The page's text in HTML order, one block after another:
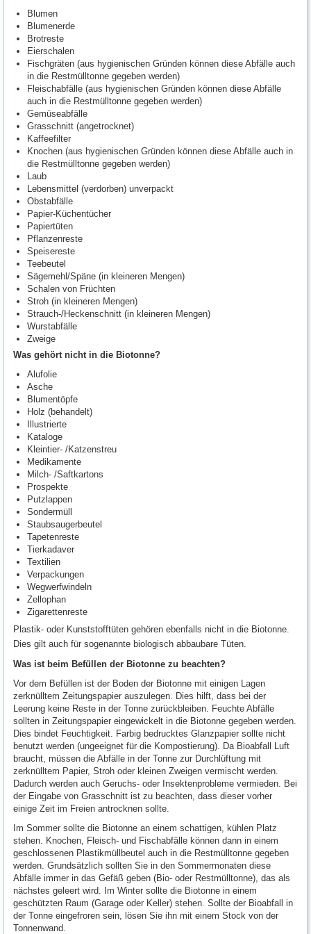
Blumen
Blumenerde
Brotreste
Eierschalen
Fischgräten (aus hygienischen Gründen können diese Abfälle auch
in die Restmülltonne gegeben werden)
Fleischabfälle (aus hygienischen Gründen können diese Abfälle
auch in die Restmülltonne gegeben werden)
Gemüseabfälle
Grasschnitt (angetrocknet)
Kaffeefilter
Knochen (aus hygienischen Gründen können diese Abfälle auch in
die Restmülltonne gegeben werden)
Laub
Lebensmittel (verdorben) unverpackt
Obstabfälle
Papier-Küchentücher
Papiertüten
Pflanzenreste
Speisereste
Teebeutel
Sägemehl/Späne (in kleineren Mengen)
Schalen von Früchten
Stroh (in kleineren Mengen)
Strauch-/Heckenschnitt (in kleineren Mengen)
Wurstabfälle
Zweige
Was gehört nicht in die Biotonne?
Alufolie
Asche
Blumentöpfe
Holz (behandelt)
Illustrierte
Kataloge
Kleintier- /Katzenstreu
Medikamente
Milch- /Saftkartons
Prospekte
Putzlappen
Sondermüll
Staubsaugerbeutel
Tapetenreste
Tierkadaver
Textilien
Verpackungen
Wegwerfwindeln
Zellophan
Zigarettenreste
Plastik- oder Kunststofftüten gehören ebenfalls nicht in die Biotonne.
Dies gilt auch für sogenannte biologisch abbaubare Tüten.
Was ist beim Befüllen der Biotonne zu beachten?
Vor dem Befüllen ist der Boden der Biotonne mit einigen Lagen
zerknülltem Zeitungspapier auszulegen. Dies hilft, dass bei der
Leerung keine Reste in der Tonne zurückbleiben. Feuchte Abfälle
sollten in Zeitungspapier eingewickelt in die Biotonne gegeben werden.
Dies bindet Feuchtigkeit. Farbig bedrucktes Glanzpapier sollte nicht
benutzt werden (ungeeignet für die Kompostierung). Da Bioabfall Luft
braucht, müssen die Abfälle in der Tonne zur Durchlüftung mit
zerknülltem Papier, Stroh oder kleinen Zweigen vermischt werden.
Dadurch werden auch Geruchs- oder Insektenprobleme vermieden. Bei
der Eingabe von Grasschnitt ist zu beachten, dass dieser vorher
einige Zeit im Freien antrocknen sollte.
Im Sommer sollte die Biotonne an einem schattigen, kühlen Platz
stehen. Knochen, Fleisch- und Fischabfälle können dann in einem
geschlossenen Plastikmüllbeutel auch in die Restmülltonne gegeben
werden. Grundsätzlich sollten Sie in den Sommermonaten diese
Abfälle immer in das Gefäß geben (Bio- oder Restmülltonne), das als
nächstes geleert wird. Im Winter sollte die Biotonne in einem
geschützten Raum (Garage oder Keller) stehen. Sollte der Bioabfall in
der Tonne eingefroren sein, lösen Sie ihn mit einem Stock von der
Tonnenwand.